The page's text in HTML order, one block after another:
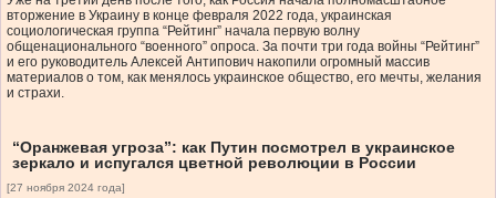
вторжение в Украину в конце февраля 2022 года, украинская
социологическая группа “Рейтинг” начала первую волну
общенационального “военного” опроса. За почти три года войны “Рейтинг”
и его руководитель Алексей Антипович накопили огромный массив
материалов о том, как менялось украинское общество, его мечты, желания
и страхи.
“Оранжевая угроза”: как Путин посмотрел в украинское
зеркало и испугался цветной революции в России
[27 ноября 2024 года]